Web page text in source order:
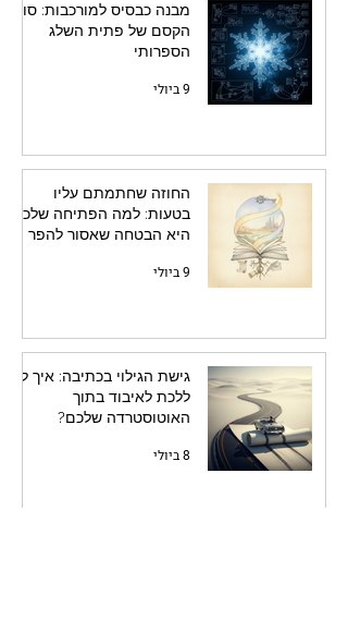
מבנה כבסיס למורכבות: סוד
הקסם של פתית השלג
הספרותי
9 ביולי
החוזה שחתמתם עליו
בטעות: למה הפתיחה שלכם
היא הבטחה שאסור להפר
9 ביולי
גישת הגילוי בכתיבה: איך לא
ללכת לאיבוד בתוך
האוטוסטרדה שלכם?
8 ביולי